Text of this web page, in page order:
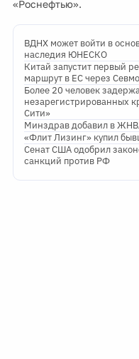
«Роснефтью».
ВДНХ может войти в
наследия ЮНЕСКО
Китай запустит первый
маршрут в ЕС через
Более 20 человек
незарегистрированных
Сити»
Минздрав добавил в
«Флит Лизинг» купил
Сенат США одобрил
санкций против РФ